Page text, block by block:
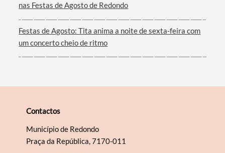
nas Festas de Agosto de Redondo
Festas de Agosto: Tita anima a noite de sexta-feira com
um concerto cheio de ritmo
Contactos
Município de Redondo
Praça da República, 7170-011